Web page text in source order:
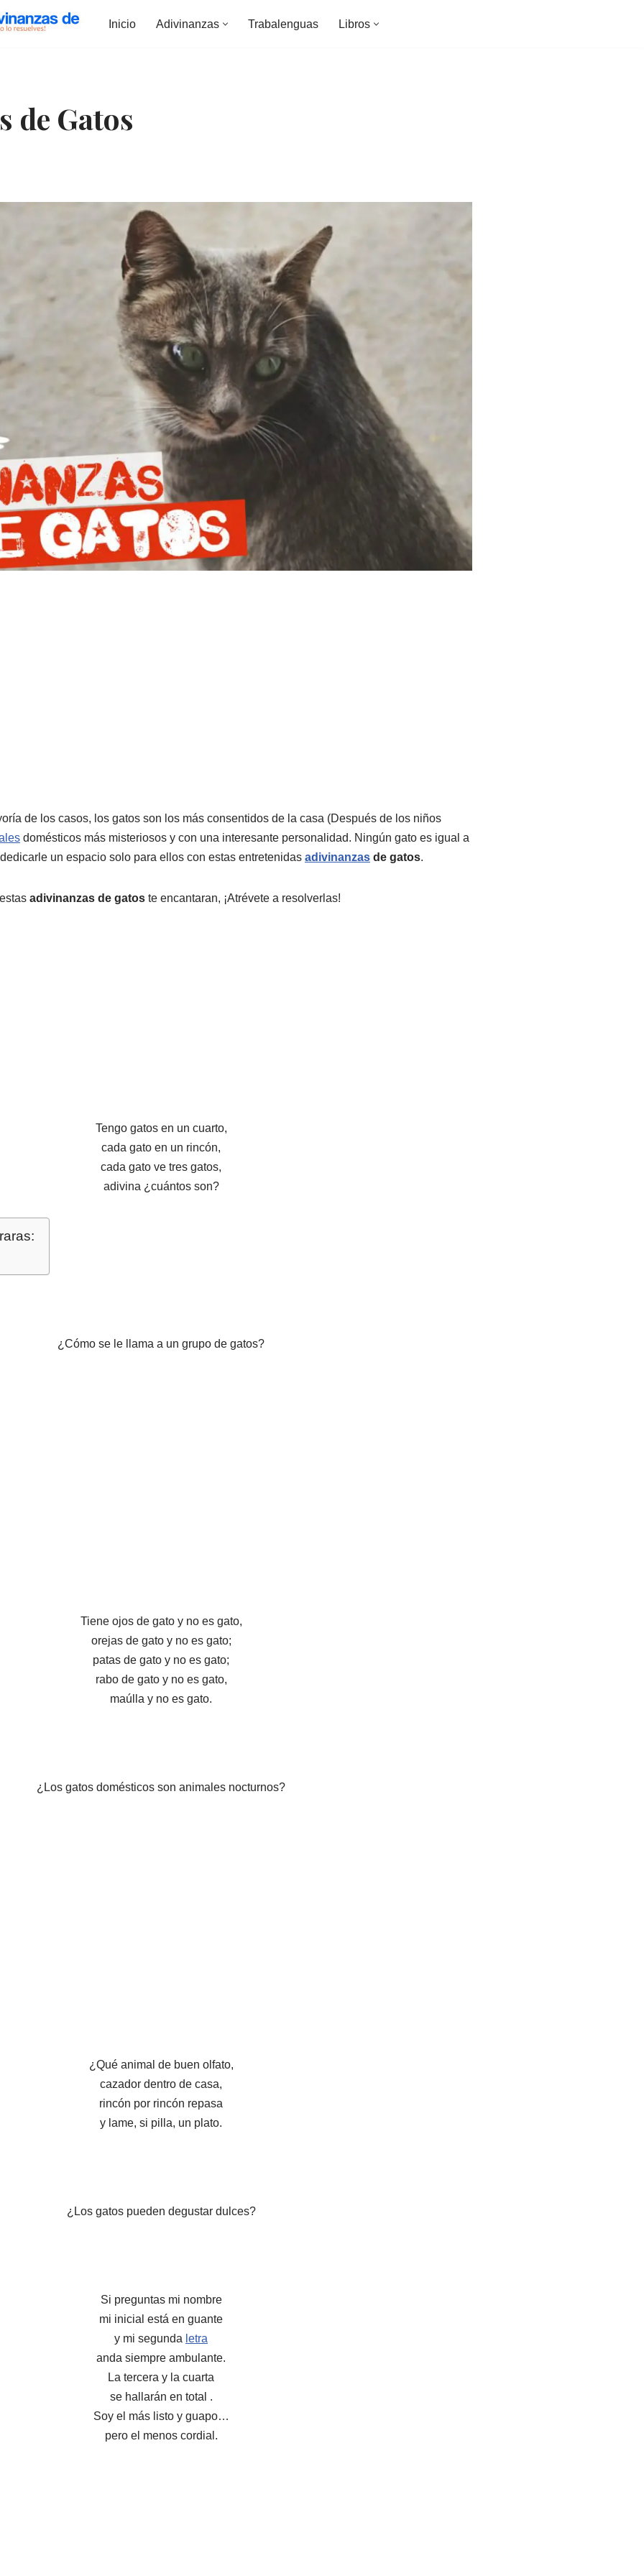
Inicio Adivinanzas Trabalenguas Libros
de Gatos
de los casos, los gatos son los más consentidos de la casa (Después de los niños
domésticos más misteriosos y con una interesante personalidad. Ningún gato es igual a
un espacio solo para ellos con estas entretenidas adivinanzas de gatos.
adivinanzas de gatos te encantaran, ¡Atrévete a resolverlas!
Tengo gatos en un cuarto,
cada gato en un rincón,
cada gato ve tres gatos,
adivina ¿cuántos son?
¿Cómo se le llama a un grupo de gatos?
Tiene ojos de gato y no es gato,
orejas de gato y no es gato;
patas de gato y no es gato;
rabo de gato y no es gato,
maúlla y no es gato.
¿Los gatos domésticos son animales nocturnos?
¿Qué animal de buen olfato,
cazador dentro de casa,
rincón por rincón repasa
y lame, si pilla, un plato.
¿Los gatos pueden degustar dulces?
Si preguntas mi nombre
mi inicial está en guante
y mi segunda letra
anda siempre ambulante.
La tercera y la cuarta
se hallarán en total .
Soy el más listo y guapo…
pero el menos cordial.